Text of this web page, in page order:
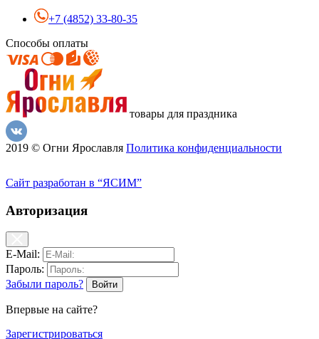
+7 (4852) 33-80-35
Способы оплаты
товары для праздника
2019 © Огни Ярославля Политика конфиденциальности
Сайт разработан в “ЯСИМ”
Авторизация
E-Mail:
Пароль:
Забыли пароль?
Впервые на сайте?
Зарегистрироваться